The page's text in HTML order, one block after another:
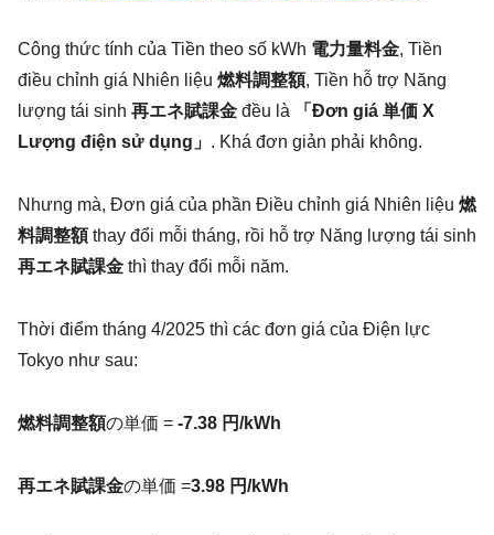
Công thức tính của Tiền theo số kWh 電力量料金, Tiền
điều chỉnh giá Nhiên liệu 燃料調整額, Tiền hỗ trợ Năng
lượng tái sinh 再エネ賦課金 đều là
「Đơn giá 単価 X
Lượng điện sử dụng」 . Khá đơn giản phải không.
Nhưng mà, Đơn giá của phần Điều chỉnh giá Nhiên liệu 燃
料調整額thay đổi mỗi tháng, rồi hỗ trợ Năng lượng tái sinh
再エネ賦課金 thì thay đổi mỗi năm.
Thời điểm tháng 4/2025 thì các đơn giá của Điện lực
Tokyo như sau:
燃料調整額の単価 = -7.38 円/kWh
再エネ賦課金の単価 =3.98 円/kWh